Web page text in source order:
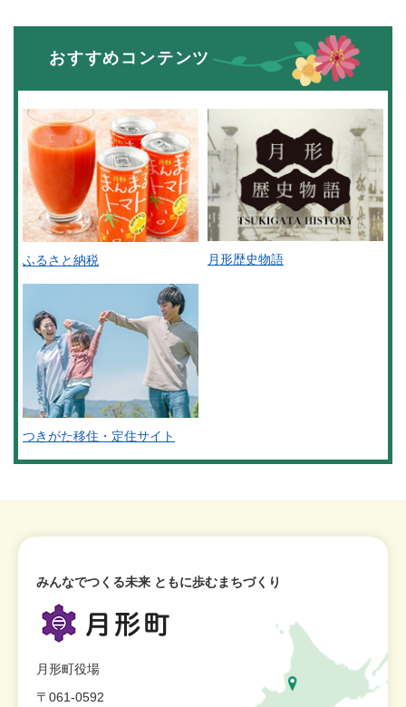
おすすめコンテンツ
ふるさと納税 月形歴史物語
つきがた移住・定住サイト
みんなでつくる未来 ともに歩むまちづくり
月形町役場
〒061-0592